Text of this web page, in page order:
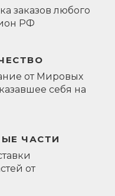
заказов любого
РФ
от Мировых
себя на
ЧАСТИ
от